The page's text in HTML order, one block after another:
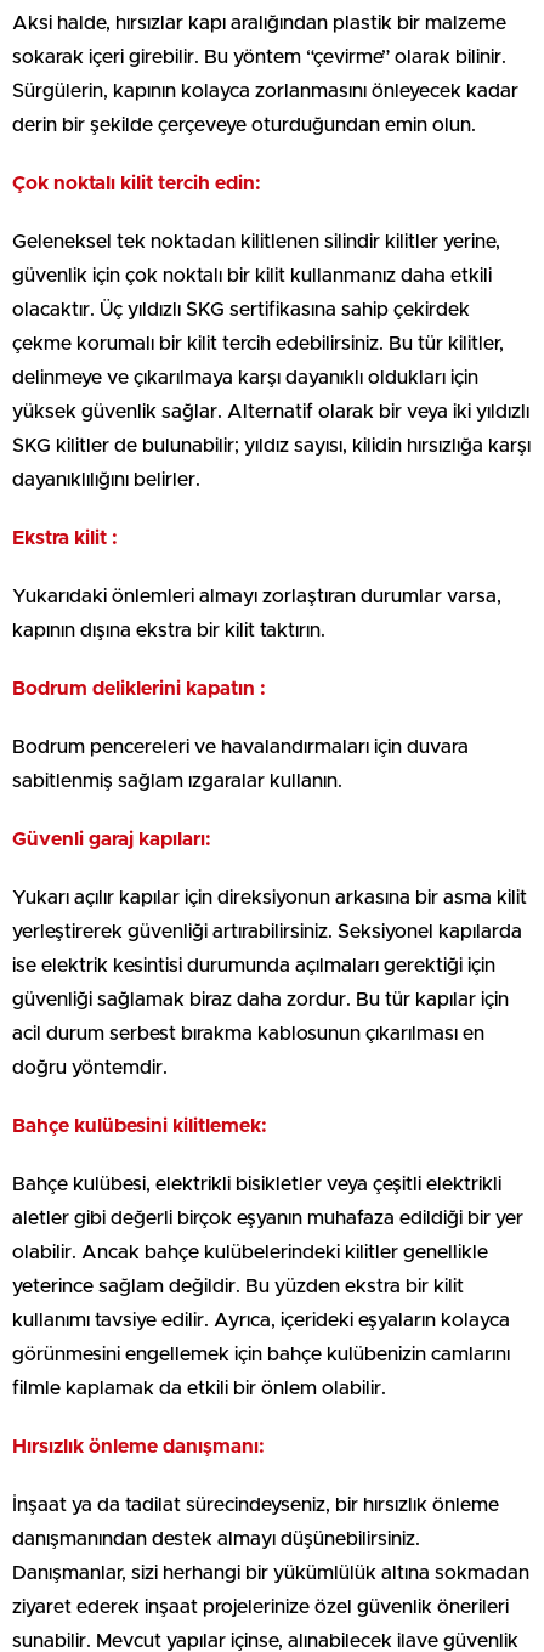
Aksi halde, hırsızlar kapı aralığından plastik bir malzeme
sokarak içeri girebilir. Bu yöntem “çevirme” olarak bilinir.
Sürgülerin, kapının kolayca zorlanmasını önleyecek kadar
derin bir şekilde çerçeveye oturduğundan emin olun.
Çok noktalı kilit tercih edin:
Geleneksel tek noktadan kilitlenen silindir kilitler yerine,
güvenlik için çok noktalı bir kilit kullanmanız daha etkili
olacaktır. Üç yıldızlı SKG sertifikasına sahip çekirdek
çekme korumalı bir kilit tercih edebilirsiniz. Bu tür kilitler,
delinmeye ve çıkarılmaya karşı dayanıklı oldukları için
yüksek güvenlik sağlar. Alternatif olarak bir veya iki yıldızlı
SKG kilitler de bulunabilir; yıldız sayısı, kilidin hırsızlığa karşı
dayanıklılığını belirler.
Ekstra kilit :
Yukarıdaki önlemleri almayı zorlaştıran durumlar varsa,
kapının dışına ekstra bir kilit taktırın.
Bodrum deliklerini kapatın :
Bodrum pencereleri ve havalandırmaları için duvara
sabitlenmiş sağlam ızgaralar kullanın.
Güvenli garaj kapıları:
Yukarı açılır kapılar için direksiyonun arkasına bir asma kilit
yerleştirerek güvenliği artırabilirsiniz. Seksiyonel kapılarda
ise elektrik kesintisi durumunda açılmaları gerektiği için
güvenliği sağlamak biraz daha zordur. Bu tür kapılar için
acil durum serbest bırakma kablosunun çıkarılması en
doğru yöntemdir.
Bahçe kulübesini kilitlemek:
Bahçe kulübesi, elektrikli bisikletler veya çeşitli elektrikli
aletler gibi değerli birçok eşyanın muhafaza edildiği bir yer
olabilir. Ancak bahçe kulübelerindeki kilitler genellikle
yeterince sağlam değildir. Bu yüzden ekstra bir kilit
kullanımı tavsiye edilir. Ayrıca, içerideki eşyaların kolayca
görünmesini engellemek için bahçe kulübenizin camlarını
filmle kaplamak da etkili bir önlem olabilir.
Hırsızlık önleme danışmanı:
İnşaat ya da tadilat sürecindeyseniz, bir hırsızlık önleme
danışmanından destek almayı düşünebilirsiniz.
Danışmanlar, sizi herhangi bir yükümlülük altına sokmadan
ziyaret ederek inşaat projelerinize özel güvenlik önerileri
sunabilir. Mevcut yapılar içinse, alınabilecek ilave güvenlik